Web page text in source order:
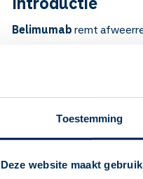
Toestemming
Deze website maakt
Belimumabremt
Belangrijk om te
Belimumab remt
Bij systemische lupus
Dit medicijn krijgt u in